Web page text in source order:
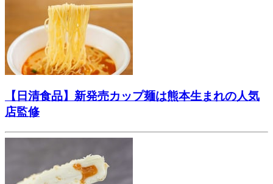
【日清食品】新発売カップ麺は熊本生まれの人気
店監修